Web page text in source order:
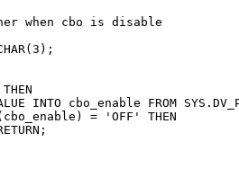
when cbo is disable